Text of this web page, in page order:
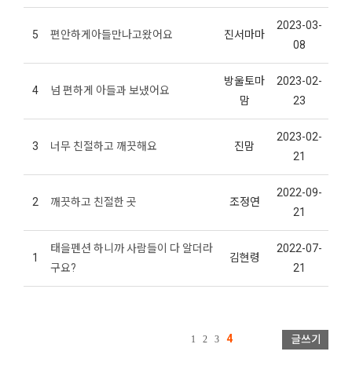
5 편안하게아들만나고왔어요 진서마마
2023-03-
08
4 넘 편하게 아들과 보냈어요
방울토마
맘
2023-02-
23
3 너무 친절하고 깨끗해요 진맘
2023-02-
21
2 깨끗하고 친절한 곳 조정연
2022-09-
21
1
태을펜션 하니까 사람들이 다 알더라
구요?
김현령
2022-07-
21
1 2 3 4